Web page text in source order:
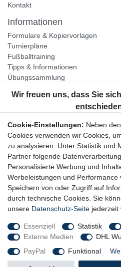
Kontakt
Informationen
Formulare & Kopiervorlagen
Turnierpläne
Fußballtraining
Tipps & Informationen
Übungssammlung
Unternehmen
Widerrufsrecht
Bestellung widerrufen
Datenschutzerklärung
AGB
Impressum
Newsletter
Newsletter-Anmeldung
Cookie-Einstellungen: Neben
Cookies verwenden wir Cookies,
zu analysieren. Unter Statistik und
Partner folgende
Personalisierte Werbung und
Werbeleistungen und Performance
Speichern von oder Zugriff auf
durch technische Cookies. Sie
unsere Datenschutz-Seite jederzeit
Essenziell Statistik
Externe Medien
DHL
PayPal
Funktional